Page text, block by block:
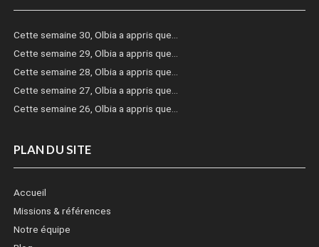
Cette semaine 30, Olbia a appris que…
Cette semaine 29, Olbia a appris que…
Cette semaine 28, Olbia a appris que…
Cette semaine 27, Olbia a appris que…
Cette semaine 26, Olbia a appris que…
PLAN DU SITE
Accueil
Missions & références
Notre équipe